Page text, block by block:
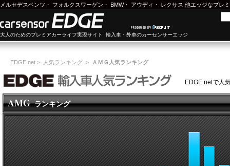
メルセデスベンツ ・ フォルクスワーゲン ・ BMW・ アウディ ・ レクサス 他エッジなプレ
大人のためのプレミアカーライフ実現サイト 輸入車・外車のカーセンサーエッジ
EDGE.net > 人気ランキング > ＡＭＧ人気ランキング
EDGE.netで人
AMGランキング